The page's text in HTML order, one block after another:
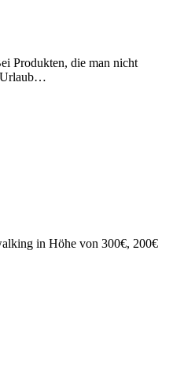
Produkten, die man nicht
Urlaub…
in Höhe von 300€, 200€